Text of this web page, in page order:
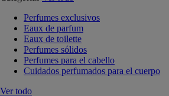
Perfumes exclusivos
Eaux de parfum
Eaux de toilette
Perfumes sólidos
Perfumes para el cabello
Cuidados perfumados para el cuerpo
Ver todo